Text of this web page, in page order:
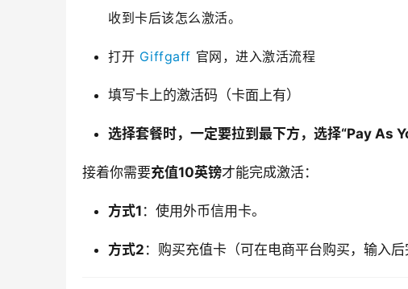
收到卡后该怎么激活。
打开 Giffgaff 官网，进入激活流程
填写卡上的激活码（卡面上有）
选择套餐时，一定要拉到最下方，选择“Pay As
接着你需要充值10英镑才能完成激活：
方式1 ：使用外币信用卡。
方式2 ：购买充值卡（可在电商平台购买，输入后